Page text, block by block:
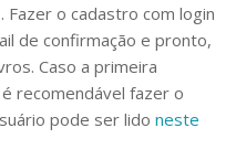
. Fazer o cadastro com login
de confirmação e pronto,
Caso a primeira
recomendável fazer o
pode ser lido neste